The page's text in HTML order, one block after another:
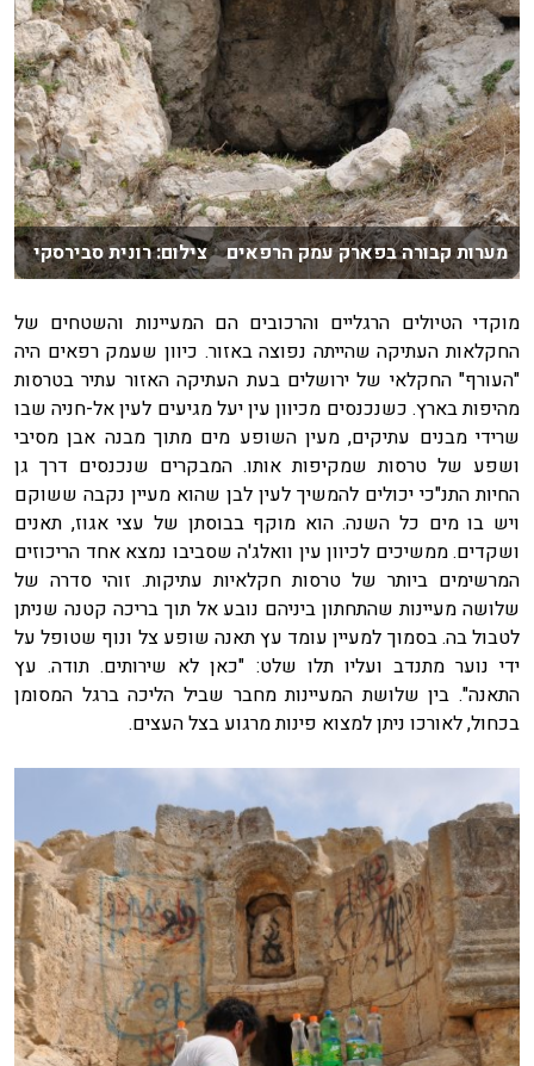
מערות קבורה בפארק עמק הרפאים צילום: רונית סבירסקי
מוקדי הטיולים הרגליים והרכובים הם המעיינות והשטחים של
החקלאות העתיקה שהייתה נפוצה באזור. כיוון שעמק רפאים היה
"העורף" החקלאי של ירושלים בעת העתיקה האזור עתיר בטרסות
מהיפות בארץ. כשנכנסים מכיוון עין יעל מגיעים לעין אל-חניה שבו
שרידי מבנים עתיקים, מעין השופע מים מתוך מבנה אבן מסיבי
ושפע של טרסות שמקיפות אותו. המבקרים שנכנסים דרך גן
החיות התנ"כי יכולים להמשיך לעין לבן שהוא מעיין נקבה ששוקם
ויש בו מים כל השנה. הוא מוקף בבוסתן של עצי אגוז, תאנים
ושקדים. ממשיכים לכיוון עין וואלג'ה שסביבו נמצא אחד הריכוזים
המרשימים ביותר של טרסות חקלאיות עתיקות. זוהי סדרה של
שלושה מעיינות שהתחתון ביניהם נובע אל תוך בריכה קטנה שניתן
לטבול בה. בסמוך למעיין עומד עץ תאנה שופע צל ונוף שטופל על
ידי נוער מתנדב ועליו תלו שלט: "כאן לא שירותים. תודה. עץ
התאנה". בין שלושת המעיינות מחבר שביל הליכה ברגל המסומן
בכחול, לאורכו ניתן למצוא פינות מרגוע בצל העצים.